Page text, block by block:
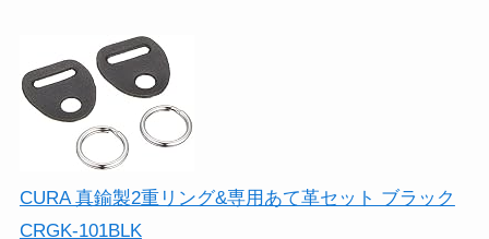
CURA 真鍮製2重リング&専用あて革セット ブラック
CRGK-101BLK